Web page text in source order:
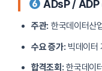
ADsP / ADP
주관: 한국데이터산
수요 증가: 빅데이터
합격조회: 한국데이